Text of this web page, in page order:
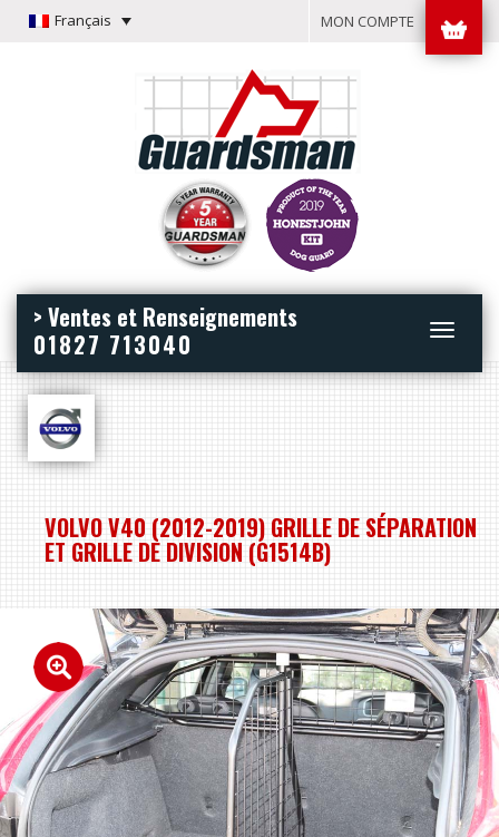
Français MON COMPTE
Toggle
> Ventes et Renseignements
01827 713040
VOLVO V40 (2012-2019) GRILLE DE SÉPARATION
ET GRILLE DE DIVISION (G1514B)